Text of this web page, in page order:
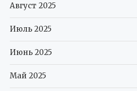
Август 2025
Июль 2025
Июнь 2025
Май 2025